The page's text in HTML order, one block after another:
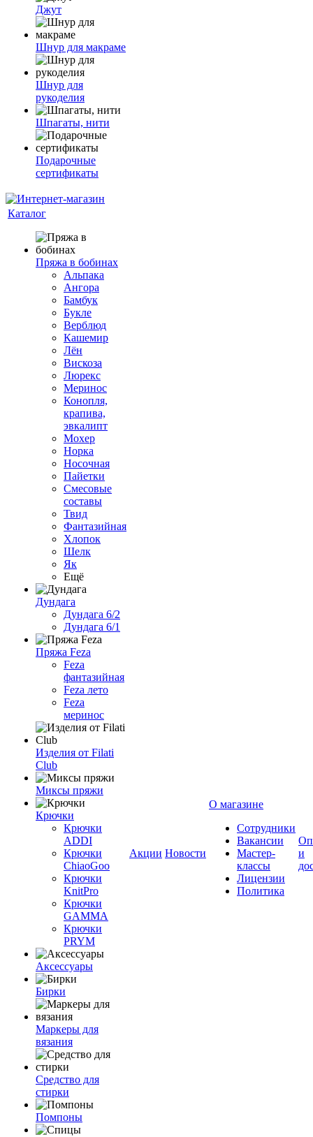
Джут
Шнур для макраме
Шнур для
рукоделия
Шпагаты, нити
Подарочные
сертификаты
Каталог
Пряжа в бобинах
Альпака
Ангора
Бамбук
Букле
Верблюд
Кашемир
Лён
Вискоза
Люрекс
Меринос
Конопля,
крапива,
эвкалипт
Мохер
Норка
Носочная
Пайетки
Смесовые
составы
Твид
Фантазийная
Хлопок
Шелк
Як
Ещё
Дундага
Дундага 6/2
Дундага 6/1
Пряжа Feza
Feza
фантазийная
Feza лето
Feza
меринос
Изделия от Filati
Club
Миксы пряжи
Крючки
Крючки
ADDI
Крючки
ChiaoGoo
Крючки
KnitPro
Крючки
GAMMA
Крючки
PRYM
Аксессуары
Бирки
Маркеры для
вязания
Средство для
стирки
Помпоны
Акции Новости
О магазине
Сотрудники
Вакансии
Мастер-
классы
Лицензии
Политика
и